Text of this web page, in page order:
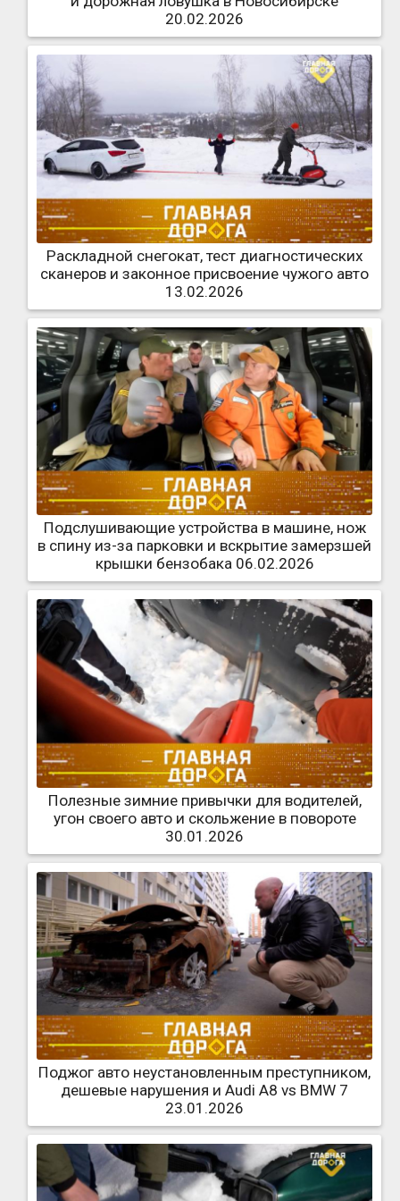
20.02.2026
Раскладной снегокат, тест диагностических
сканеров и законное присвоение чужого авто
13.02.2026
Подслушивающие устройства в машине, нож
в спину из-за парковки и вскрытие замерзшей
крышки бензобака 06.02.2026
Полезные зимние привычки для водителей,
угон своего авто и скольжение в повороте
30.01.2026
Поджог авто неустановленным преступником,
дешевые нарушения и Audi A8 vs BMW 7
23.01.2026